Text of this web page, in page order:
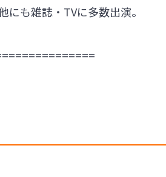
も雑誌・TVに多数出演。